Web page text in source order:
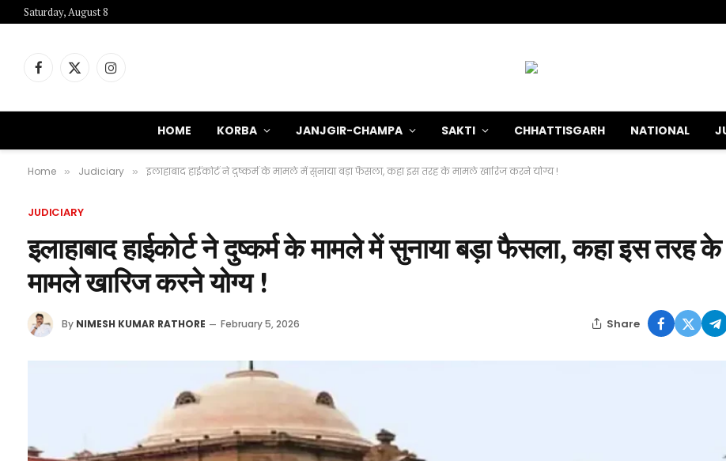
Saturday, August 8
Facebook
X
Instagram
HOME KORBA JANJGIR-CHAMPA SAKTI CHHATTISGARH NATIONAL
Home » Judiciary » इलाहाबाद हाईकोर्ट ने दुष्कर्म के मामले में सुनाया बड़ा फैसला, कहा इस तरह के मामले खारिज करने योग्य !
JUDICIARY
इलाहाबाद हाईकोर्ट ने दुष्कर्म के मामले में सुनाया बड़ा फैसला, कहा इस तरह के
मामले खारिज करने योग्य !
By NIMESH KUMAR RATHORE February 5, 2026 Share